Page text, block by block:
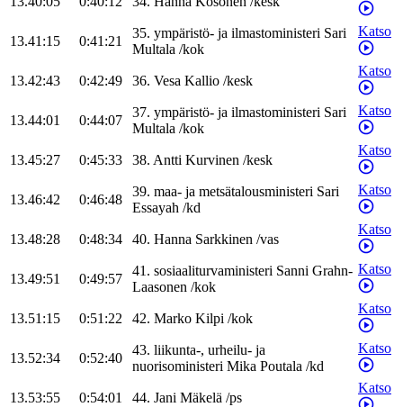
13.41:15 0:41:21
35. ympäristö- ja ilmastoministeri Sari
Multala /kok
Katso
13.42:43 0:42:49 36. Vesa Kallio /kesk
Katso
13.44:01 0:44:07
37. ympäristö- ja ilmastoministeri Sari
Multala /kok
Katso
13.45:27 0:45:33 38. Antti Kurvinen /kesk
Katso
13.46:42 0:46:48
39. maa- ja metsätalousministeri Sari
Essayah /kd
Katso
13.48:28 0:48:34 40. Hanna Sarkkinen /vas
Katso
13.49:51 0:49:57
41. sosiaaliturvaministeri Sanni Grahn-
Laasonen /kok
Katso
13.51:15 0:51:22 42. Marko Kilpi /kok
Katso
13.52:34 0:52:40
43. liikunta-, urheilu- ja
nuorisoministeri Mika Poutala /kd
Katso
13.53:55 0:54:01 44. Jani Mäkelä /ps
Katso